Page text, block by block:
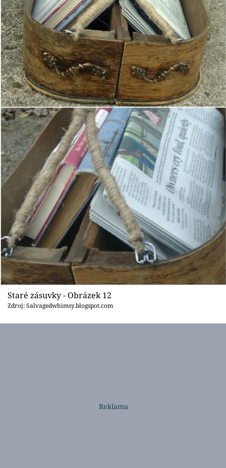
Staré zásuvky - Obrázek 12
Zdroj: Salvagedwhimsy.blogspot.com